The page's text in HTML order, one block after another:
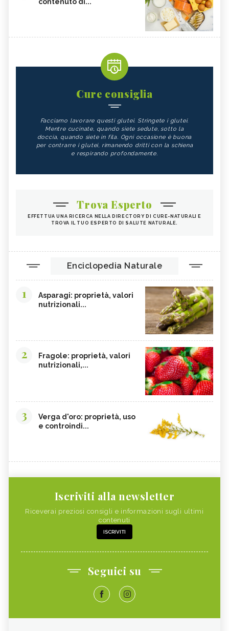
Cure consiglia
Facciamo lavorare questi glutei. Stringete i glutei.
Mentre cucinate, quando siete sedute, sotto la
doccia, quando siete in fila. Ogni occasione è buona
per contrarre i glutei, rimanendo dritti con la schiena
e respirando profondamente.
Trova Esperto
EFFETTUA UNA RICERCA NELLA DIRECTORY DI CURE-NATURALI E
TROVA IL TUO ESPERTO DI SALUTE NATURALE.
Enciclopedia Naturale
1
Asparagi: proprietà, valori
nutrizionali...
2
Fragole: proprietà, valori
nutrizionali,...
3
Verga d'oro: proprietà, uso
e controindi...
Iscriviti alla newsletter
Riceverai preziosi consigli e informazioni sugli ultimi
contenuti
ISCRIVITI
Seguici su